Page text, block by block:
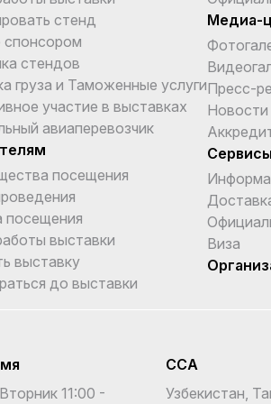
стенд
спонсором
стендов
груза и Таможенные услуги
участие в выставках
авиаперевозчик
посещения
посещения
выставки
выставку
до выставки
Медиа-
Пресс-
Новости
Сервисы
Виза
11:00 -
CCA
Узбекистан,